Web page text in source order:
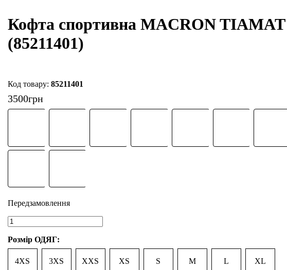
Кофта спортивна MACRON
(85211401)
85211401
3500грн
Розмір ОДЯГ:
4XS 3XS XXS XS S M L XL